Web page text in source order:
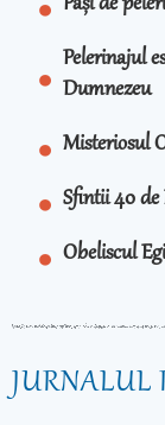
Pelerinajul
Dumnezeu
Misteriosul
Sfintii 40 de
Obeliscul
JURNALUL